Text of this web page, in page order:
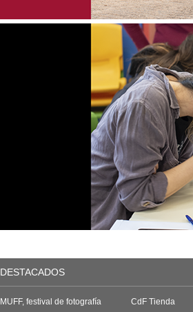
DESTACADOS
MUFF, festival de fotografía
CdF Tienda